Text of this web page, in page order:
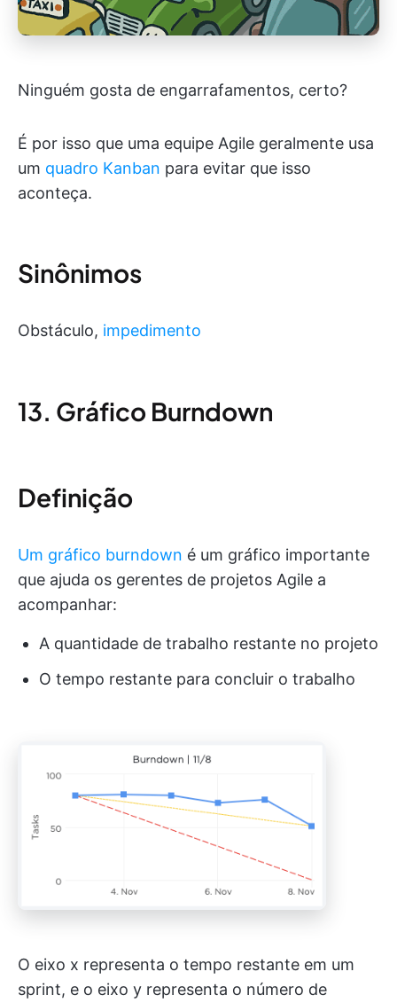
Ninguém gosta de engarrafamentos, certo?
É por isso que uma equipe Agile geralmente usa
um quadro Kanban para evitar que isso
aconteça.
Sinônimos
Obstáculo, impedimento
13. Gráfico Burndown
Definição
Um gráfico burndown é um gráfico importante
que ajuda os gerentes de projetos Agile a
acompanhar:
A quantidade de trabalho restante no projeto
O tempo restante para concluir o trabalho
O eixo x representa o tempo restante em um
sprint, e o eixo y representa o número de